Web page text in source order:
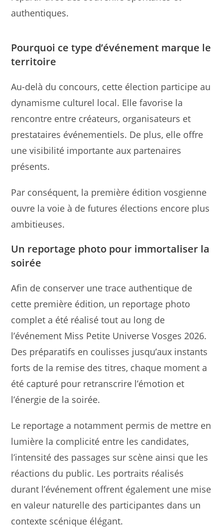
authentiques.
Pourquoi ce type d’événement marque le
territoire
Au-delà du concours, cette élection participe au
dynamisme culturel local. Elle favorise la
rencontre entre créateurs, organisateurs et
prestataires événementiels. De plus, elle offre
une visibilité importante aux partenaires
présents.
Par conséquent, la première édition vosgienne
ouvre la voie à de futures élections encore plus
ambitieuses.
Un reportage photo pour immortaliser la
soirée
Afin de conserver une trace authentique de
cette première édition, un reportage photo
complet a été réalisé tout au long de
l’événement Miss Petite Universe Vosges 2026.
Des préparatifs en coulisses jusqu’aux instants
forts de la remise des titres, chaque moment a
été capturé pour retranscrire l’émotion et
l’énergie de la soirée.
Le reportage a notamment permis de mettre en
lumière la complicité entre les candidates,
l’intensité des passages sur scène ainsi que les
réactions du public. Les portraits réalisés
durant l’événement offrent également une mise
en valeur naturelle des participantes dans un
contexte scénique élégant.